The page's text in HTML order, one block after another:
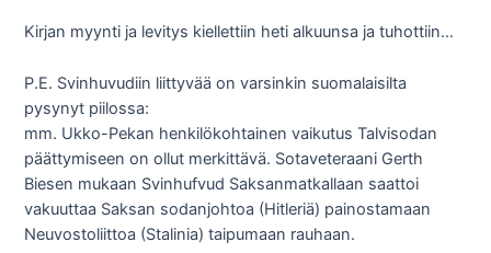
Kirjan myynti ja levitys kiellettiin heti alkuunsa ja tuhottiin…
P.E. Svinhuvudiin liittyvää on varsinkin suomalaisilta
pysynyt piilossa:
mm. Ukko-Pekan henkilökohtainen vaikutus Talvisodan
päättymiseen on ollut merkittävä. Sotaveteraani Gerth
Biesen mukaan Svinhufvud Saksanmatkallaan saattoi
vakuuttaa Saksan sodanjohtoa (Hitleriä) painostamaan
Neuvostoliittoa (Stalinia) taipumaan rauhaan.